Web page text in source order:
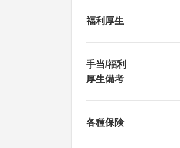
福利厚生
手当/福利
厚生備考
各種保険